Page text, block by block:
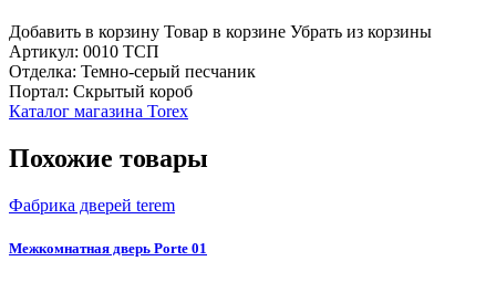
Добавить в корзину Товар в корзине Убрать из корзины
Артикул: 0010 ТСП
Отделка: Темно-серый песчаник
Портал: Скрытый короб
Каталог магазина Torex
Похожие товары
Фабрика дверей terem
Межкомнатная дверь Porte 01